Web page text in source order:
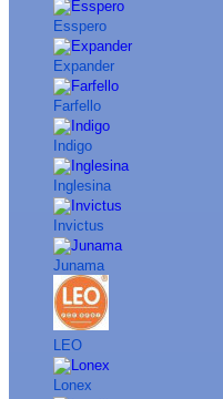
Esspero
Expander
Farfello
Indigo
Inglesina
Invictus
Junama
LEO
Lonex